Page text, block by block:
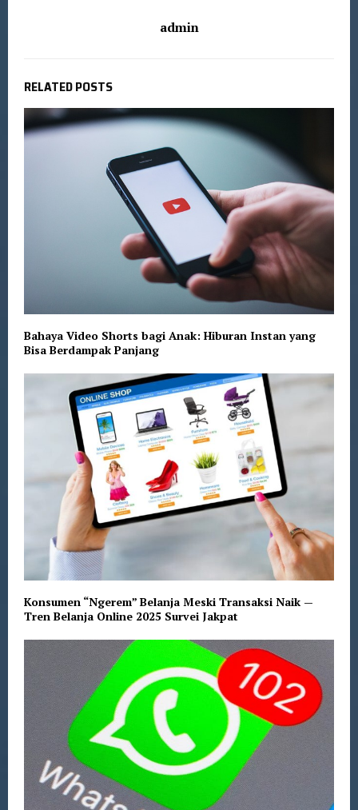
admin
RELATED POSTS
Bahaya Video Shorts bagi Anak: Hiburan Instan yang
Bisa Berdampak Panjang
Konsumen “Ngerem” Belanja Meski Transaksi Naik —
Tren Belanja Online 2025 Survei Jakpat